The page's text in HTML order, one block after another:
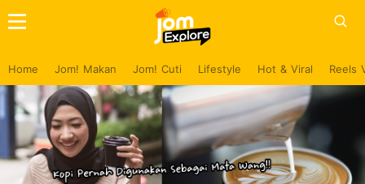
Home Jom! Makan Jom! Cuti Lifestyle Hot & Viral Reels